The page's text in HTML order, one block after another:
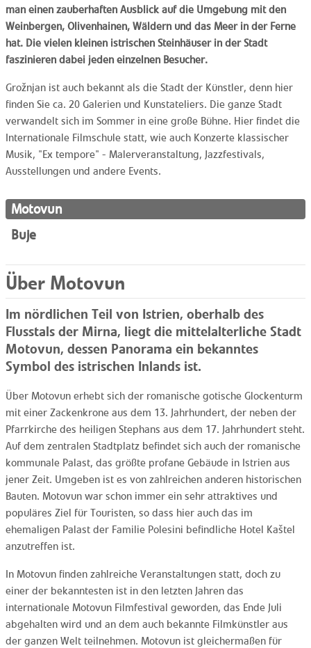
man einen zauberhaften Ausblick auf die Umgebung mit den
Weinbergen, Olivenhainen, Wäldern und das Meer in der Ferne
hat. Die vielen kleinen istrischen Steinhäuser in der Stadt
faszinieren dabei jeden einzelnen Besucher.
Grožnjan ist auch bekannt als die Stadt der Künstler, denn hier
finden Sie ca. 20 Galerien und Kunstateliers. Die ganze Stadt
verwandelt sich im Sommer in eine große Bühne. Hier findet die
Internationale Filmschule statt, wie auch Konzerte klassischer
Musik, "Ex tempore" - Malerveranstaltung, Jazzfestivals,
Ausstellungen und andere Events.
Motovun
Buje
Über Motovun
Im nördlichen Teil von Istrien, oberhalb des
Flusstals der Mirna, liegt die mittelalterliche Stadt
Motovun, dessen Panorama ein bekanntes
Symbol des istrischen Inlands ist.
Über Motovun erhebt sich der romanische gotische Glockenturm
mit einer Zackenkrone aus dem 13. Jahrhundert, der neben der
Pfarrkirche des heiligen Stephans aus dem 17. Jahrhundert steht.
Auf dem zentralen Stadtplatz befindet sich auch der romanische
kommunale Palast, das größte profane Gebäude in Istrien aus
jener Zeit. Umgeben ist es von zahlreichen anderen historischen
Bauten. Motovun war schon immer ein sehr attraktives und
populäres Ziel für Touristen, so dass hier auch das im
ehemaligen Palast der Familie Polesini befindliche Hotel Kaštel
anzutreffen ist.
In Motovun finden zahlreiche Veranstaltungen statt, doch zu
einer der bekanntesten ist in den letzten Jahren das
internationale Motovun Filmfestival geworden, das Ende Juli
abgehalten wird und an dem auch bekannte Filmkünstler aus
der ganzen Welt teilnehmen. Motovun ist gleichermaßen für